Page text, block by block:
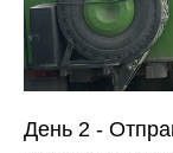
День 2 -